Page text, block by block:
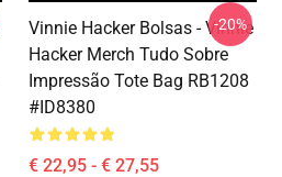
Vinnie Hacker Bolsas - Vinnie
Hacker Merch Tudo Sobre
Impressão Tote Bag RB1208
#ID8380
€ 22,95 - € 27,55
-20%